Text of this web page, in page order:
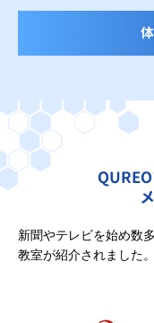
新聞やテレビを始め数
教室が紹介されました。